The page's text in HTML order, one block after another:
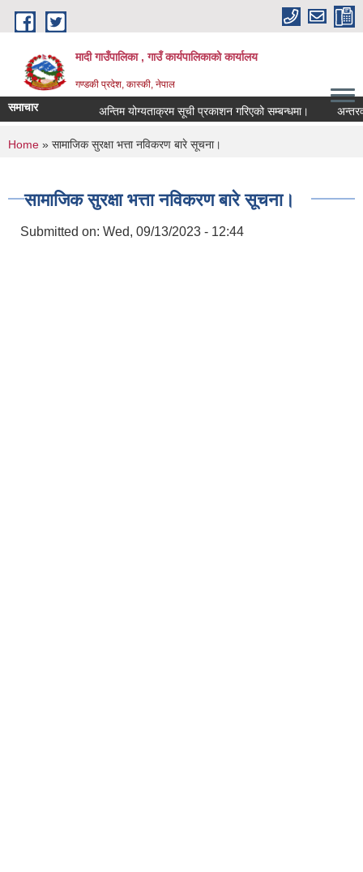
Skip to main content
मादी गाउँपालिका , गाउँ कार्यपालिकाको कार्यालय
गण्डकी प्रदेश, कास्की, नेपाल
समाचार अन्तिम योग्यताक्रम सूची प्रकाशन गरिएको सम्बन्धमा। अन्तरवार्ता
You are here
Home » सामाजिक सुरक्षा भत्ता नविकरण बारे सूचना।
सामाजिक सुरक्षा भत्ता नविकरण बारे सूचना।
Submitted on: Wed, 09/13/2023 - 12:44